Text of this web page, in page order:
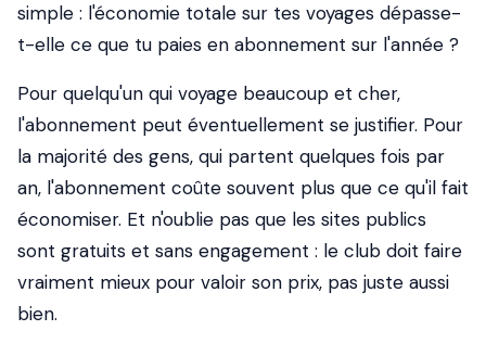
simple : l'économie totale sur tes voyages dépasse-
t-elle ce que tu paies en abonnement sur l'année ?
Pour quelqu'un qui voyage beaucoup et cher,
l'abonnement peut éventuellement se justifier. Pour
la majorité des gens, qui partent quelques fois par
an, l'abonnement coûte souvent plus que ce qu'il fait
économiser. Et n'oublie pas que les sites publics
sont gratuits et sans engagement : le club doit faire
vraiment mieux pour valoir son prix, pas juste aussi
bien.